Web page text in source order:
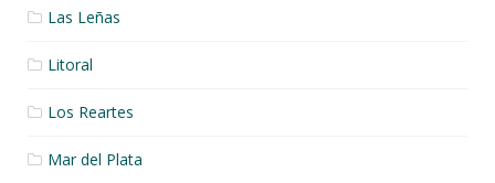
Las Leñas
Litoral
Los Reartes
Mar del Plata